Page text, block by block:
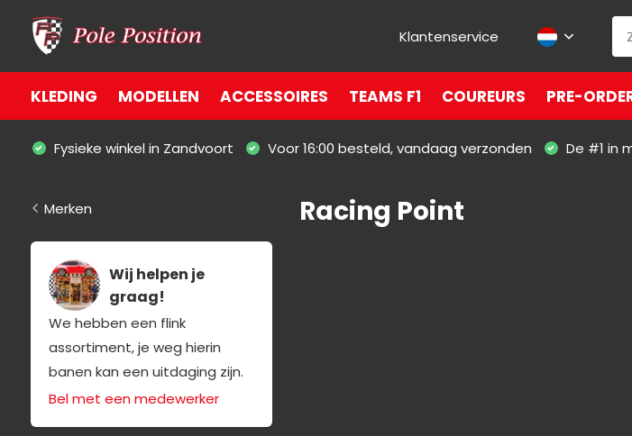
Klantenservice
KLEDING MODELLEN ACCESSOIRES TEAMS F1 COUREURS PRE-
Fysieke winkel in Zandvoort Voor 16:00 besteld, vandaag verzonden De #1 in
Merken
Wij helpen je
graag!
We hebben een flink
assortiment, je weg hierin
banen kan een uitdaging zijn.
Bel met een medewerker
Racing Point